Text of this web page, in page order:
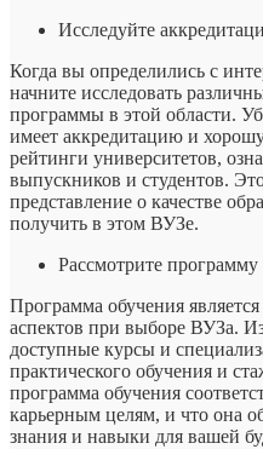
Исследуйте
Когда вы определились с
начните исследовать
программы в этой области.
имеет аккредитацию и
рейтинги университетов,
выпускников и студентов.
представление о качестве
получить в этом ВУЗе.
Рассмотрите программу
Программа обучения
аспектов при выборе ВУЗа.
доступные курсы и
практического обучения и
программа обучения
карьерным целям, и что она
знания и навыки для вашей